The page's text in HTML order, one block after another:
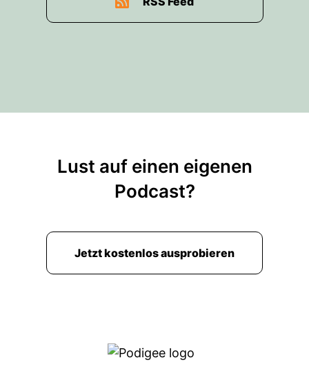
Lust auf einen eigenen
Podcast?
Jetzt kostenlos ausprobieren